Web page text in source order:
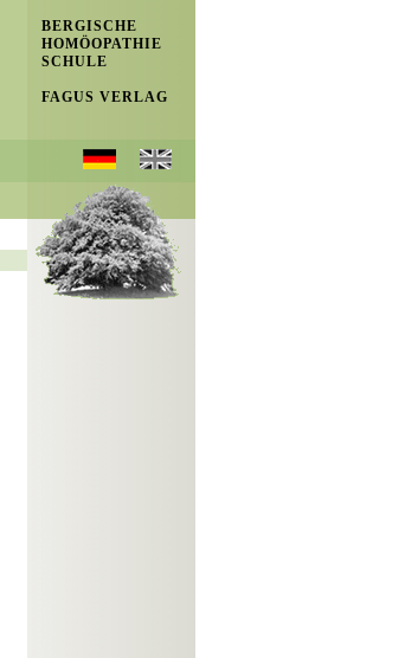
BERGISCHE
HOMÖOPATHIE
SCHULE
FAGUS VERLAG